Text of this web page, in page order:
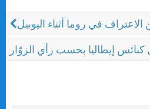
الاعتراف في روما أثناء اليوبيل